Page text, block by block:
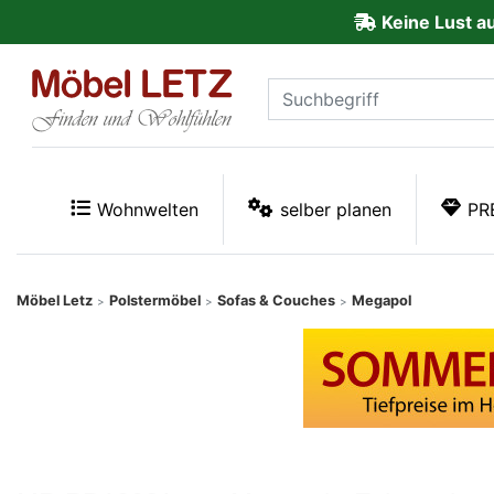
Keine Lust
Wohnwelten selber planen
Möbel Letz > Polstermöbel > Sofas & Couches > Megapol
Kundenmeinungen
PREMIUM
Schnell